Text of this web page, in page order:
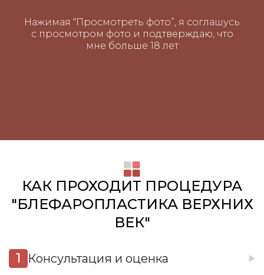
Нажимая “Просмотреть фото”, я соглашусь
с просмотром фото и подтверждаю, что
мне больше 18 лет
КАК ПРОХОДИТ ПРОЦЕДУРА
"БЛЕФАРОПЛАСТИКА ВЕРХНИХ
ВЕК"
Консультация и оценка